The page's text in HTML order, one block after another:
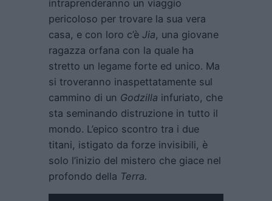
intraprenderanno un viaggio
pericoloso per trovare la sua vera
casa, e con loro c’è Jia, una giovane
ragazza orfana con la quale ha
stretto un legame forte ed unico. Ma
si troveranno inaspettatamente sul
cammino di un Godzilla infuriato, che
sta seminando distruzione in tutto il
mondo. L’epico scontro tra i due
titani, istigato da forze invisibili, è
solo l’inizio del mistero che giace nel
profondo della Terra.